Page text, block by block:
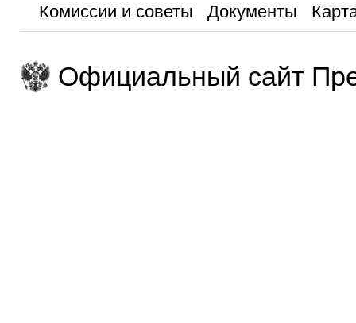
Комиссии и советы
Документы
Официальный сайт